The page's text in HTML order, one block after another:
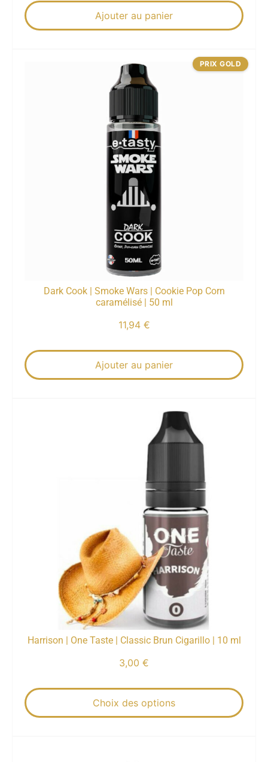
Ajouter au panier
Dark Cook | Smoke Wars | Cookie Pop Corn
caramélisé | 50 ml
11,94 €
Ajouter au panier
PRIX GOLD
Harrison | One Taste | Classic Brun Cigarillo | 10 ml
3,00 €
Choix des options